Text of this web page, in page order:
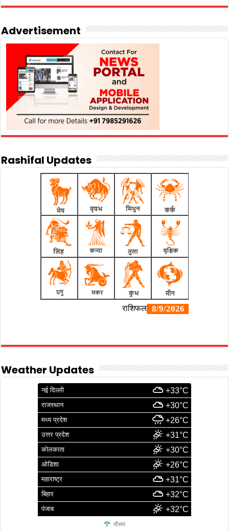
Advertisement
Rashifal Updates
Weather Updates
नई दिल्ली +33°C
राजस्थान +30°C
मध्य प्रदेश +26°C
उत्तर प्रदेश +31°C
कोलकाता +30°C
ओडिशा +26°C
महाराष्ट्र +31°C
बिहार +32°C
पंजाब +32°C
मौसम